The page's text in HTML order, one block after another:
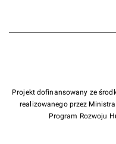
Projekt dofinansowany ze
realizowanego przez
Program Rozwoju